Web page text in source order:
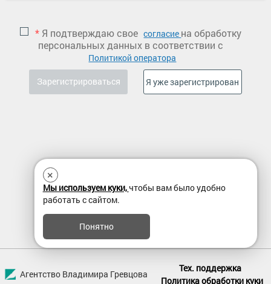
* Я подтверждаю свое согласие на обработку
персональных данных в соответствии с
Политикой оператора
Агентство Владимира Гревцова
Тех. поддержка
Политика обработки куки
×
Мы используем куки,чтобы вам было удобно
работать с сайтом.
Понятно